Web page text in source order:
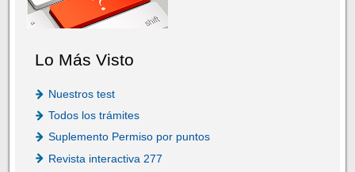
Lo Más Visto
Nuestros test
Todos los trámites
Suplemento Permiso por puntos
Revista interactiva 277